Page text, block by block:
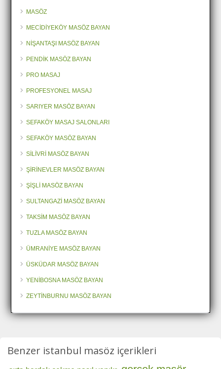
MASÖZ
MECİDİYEKÖY MASÖZ BAYAN
NİŞANTAŞI MASÖZ BAYAN
PENDİK MASÖZ BAYAN
PRO MASAJ
PROFESYONEL MASAJ
SARIYER MASÖZ BAYAN
SEFAKÖY MASAJ SALONLARI
SEFAKÖY MASÖZ BAYAN
SİLİVRİ MASÖZ BAYAN
ŞİRİNEVLER MASÖZ BAYAN
ŞİŞLİ MASÖZ BAYAN
SULTANGAZİ MASÖZ BAYAN
TAKSİM MASÖZ BAYAN
TUZLA MASÖZ BAYAN
ÜMRANİYE MASÖZ BAYAN
ÜSKÜDAR MASÖZ BAYAN
YENİBOSNA MASÖZ BAYAN
ZEYTİNBURNU MASÖZ BAYAN
Benzer istanbul masöz içerikleri